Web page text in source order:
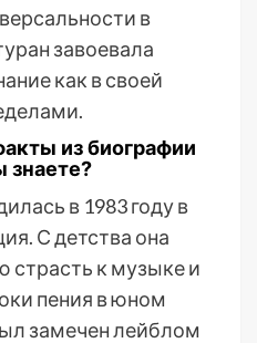
в
завоевала
как в своей
из биографии
знаете?
в 1983 году в
С детства она
к музыке и
пения в юном
замечен лейблом